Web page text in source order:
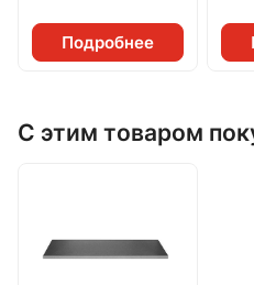
Подробнее
С этим товаром